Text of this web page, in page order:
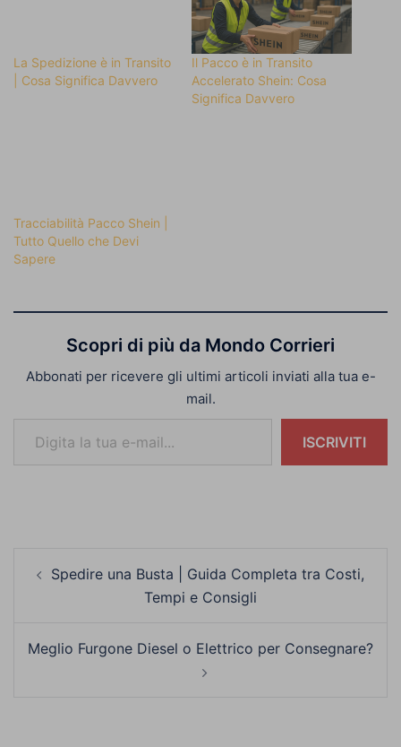
La Spedizione è in Transito
| Cosa Significa Davvero
Il Pacco è in Transito
Accelerato Shein: Cosa
Significa Davvero
Tracciabilità Pacco Shein |
Tutto Quello che Devi
Sapere
Scopri di più da Mondo Corrieri
Abbonati per ricevere gli ultimi articoli inviati alla tua e-
mail.
Digita la tua e-mail...
ISCRIVITI
articolo
Spedire una Busta | Guida Completa tra Costi,
Tempi e Consigli
Meglio Furgone Diesel o Elettrico per Consegnare?